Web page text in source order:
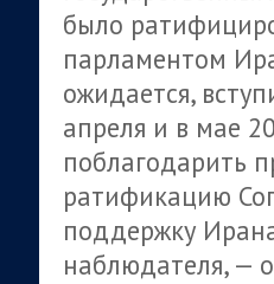
было
парламентом
ожидается,
апреля и в мае
поблагодарить
ратификацию
поддержку
наблюдателя, —